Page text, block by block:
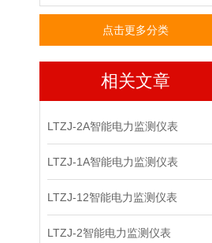
点击更多分类
相关文章
LTZJ-2A智能电力监测仪表
LTZJ-1A智能电力监测仪表
LTZJ-12智能电力监测仪表
LTZJ-2智能电力监测仪表